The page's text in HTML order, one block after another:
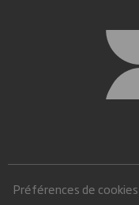
Préférences de cookies